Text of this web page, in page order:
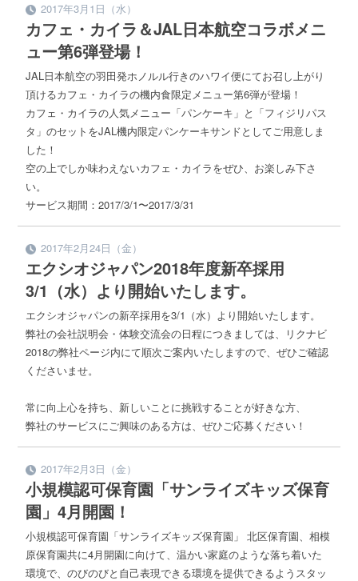
2017年3月1日（水）
カフェ・カイラ＆JAL日本航空コラボメニ
ュー第6弾登場！
JAL日本航空の羽田発ホノルル行きのハワイ便にてお召し上がり
頂けるカフェ・カイラの機内食限定メニュー第6弾が登場！
カフェ・カイラの人気メニュー「パンケーキ」と「フィジリパス
タ」のセットをJAL機内限定パンケーキサンドとしてご用意しま
した！
空の上でしか味わえないカフェ・カイラをぜひ、お楽しみ下さ
い。
サービス期間：2017/3/1〜2017/3/31
2017年2月24日（金）
エクシオジャパン2018年度新卒採用
3/1（水）より開始いたします。
エクシオジャパンの新卒採用を3/1（水）より開始いたします。
弊社の会社説明会・体験交流会の日程につきましては、リクナビ
2018の弊社ページ内にて順次ご案内いたしますので、ぜひご確認
くださいませ。
常に向上心を持ち、新しいことに挑戦することが好きな方、
弊社のサービスにご興味のある方は、ぜひご応募ください！
2017年2月3日（金）
小規模認可保育園「サンライズキッズ保育
園」4月開園！
小規模認可保育園「サンライズキッズ保育園」 北区保育園、相模
原保育園共に4月開園に向けて、温かい家庭のような落ち着いた
環境で、のびのびと自己表現できる環境を提供できるようスタッ